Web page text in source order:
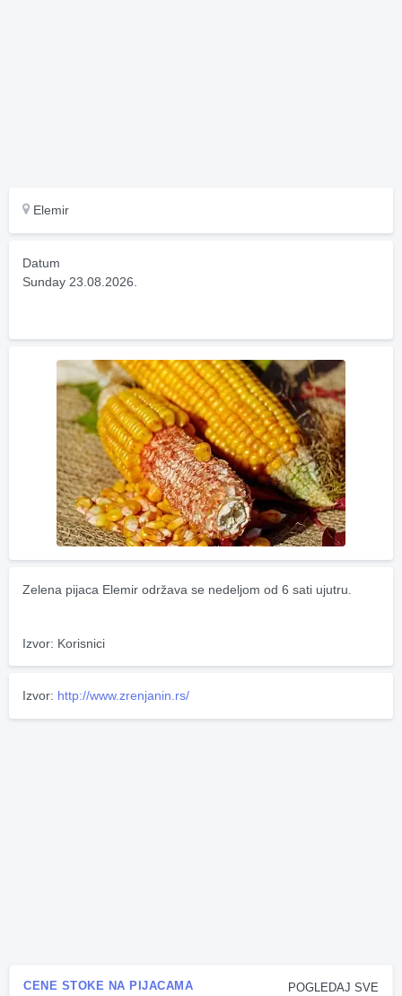
Elemir
Datum
Sunday 23.08.2026.
Zelena pijaca Elemir održava se nedeljom od 6 sati ujutru.
Izvor: Korisnici
Izvor: http://www.zrenjanin.rs/
POGLEDAJ SVE
CENE STOKE NA PIJACAMA